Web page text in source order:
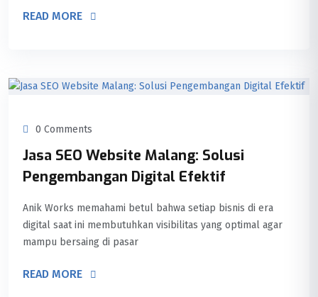
READ MORE
0 Comments
Jasa SEO Website Malang: Solusi
Pengembangan Digital Efektif
Anik Works memahami betul bahwa setiap bisnis di era
digital saat ini membutuhkan visibilitas yang optimal agar
mampu bersaing di pasar
READ MORE